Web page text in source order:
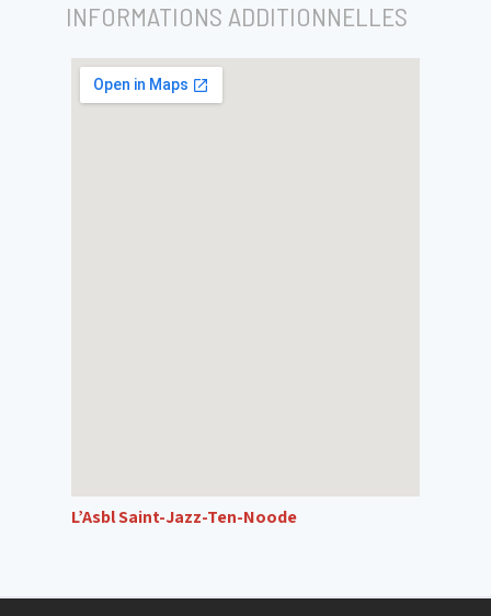
INFORMATIONS ADDITIONNELLES
L’Asbl Saint-Jazz-Ten-Noode